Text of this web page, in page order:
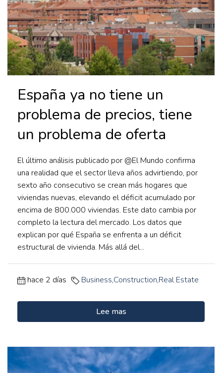
España ya no tiene un
problema de precios, tiene
un problema de oferta
El último análisis publicado por @El Mundo confirma
una realidad que el sector lleva años advirtiendo, por
sexto año consecutivo se crean más hogares que
viviendas nuevas, elevando el déficit acumulado por
encima de 800.000 viviendas. Este dato cambia por
completo la lectura del mercado. Los datos que
explican por qué España se enfrenta a un déficit
estructural de vivienda. Más allá del...
hace 2 días Business,Construction,Real Estate
Lee mas